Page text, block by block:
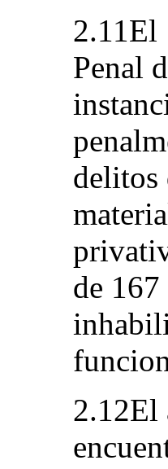
2.11El
Penal
delitos
de
2.12El